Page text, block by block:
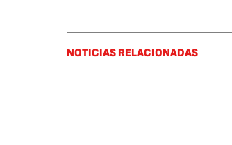
NOTICIAS RELACIONADAS